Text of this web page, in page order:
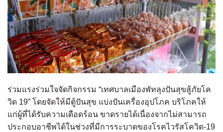
ร่วมแรงร่วมใจจัดกิจกรรม “เทศบาลเมืองพัทลุงปันสุขสู้ภัยโค
วิด 19” โดยจัดให้มีตู้ปันสุข แบ่งปันเครื่องอุปโภค บริโภคให้
แก่ผู้ที่ได้รับความเดือดร้อน ขาดรายได้เนื่องจากไม่สามารถ
ประกอบอาชีพได้ในช่วงที่มีการระบาดของโรคไวรัสโควิด-19